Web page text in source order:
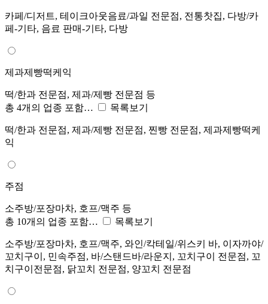
카페/디저트, 테이크아웃음료/과일 전문점, 전통찻집, 다방/카
페-기타, 음료 판매-기타, 다방
제과제빵떡케익
떡/한과 전문점, 제과/제빵 전문점 등
총 4개의 업종 포함…
목록보기
떡/한과 전문점, 제과/제빵 전문점, 찐빵 전문점, 제과제빵떡케
익
주점
소주방/포장마차, 호프/맥주 등
총 10개의 업종 포함…
목록보기
소주방/포장마차, 호프/맥주, 와인/칵테일/위스키 바, 이자까야/
꼬치구이, 민속주점, 바/스탠드바/라운지, 꼬치구이 전문점, 꼬
치구이전문점, 닭꼬치 전문점, 양꼬치 전문점